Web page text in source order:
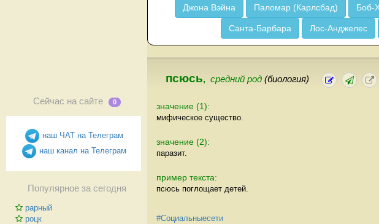
Сейчас на сайте 0
наш ЧАТ на Телеграм
наш канал на Телеграм
Популярное за сегодня
рарный
роцк
Джона Вэйна
Паломар (Карлсбад) Боб-
Санта-Барбара Лос-Анджелес
псюсь, средний род (биология)
значение (1):
мифическое существо.
значение (2):
паразит.
пример текста:
псюсь поглощает детей.
#Социальныесети